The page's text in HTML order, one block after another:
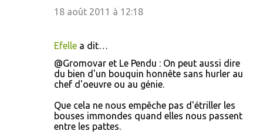
18 août 2011 à 12:18
Efelle a dit…
@Gromovar et Le Pendu : On peut aussi dire
du bien d'un bouquin honnête sans hurler au
chef d'oeuvre ou au génie.
Que cela ne nous empêche pas d'étriller les
bouses immondes quand elles nous passent
entre les pattes.